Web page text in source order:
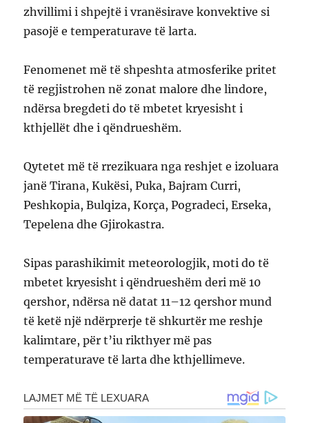
zhvillimi i shpejtë i vranësirave konvektive si
pasojë e temperaturave të larta.
Fenomenet më të shpeshta atmosferike pritet
të regjistrohen në zonat malore dhe lindore,
ndërsa bregdeti do të mbetet kryesisht i
kthjellët dhe i qëndrueshëm.
Qytetet më të rrezikuara nga reshjet e izoluara
janë Tirana, Kukësi, Puka, Bajram Curri,
Peshkopia, Bulqiza, Korça, Pogradeci, Erseka,
Tepelena dhe Gjirokastra.
Sipas parashikimit meteorologjik, moti do të
mbetet kryesisht i qëndrueshëm deri më 10
qershor, ndërsa në datat 11–12 qershor mund
të ketë një ndërprerje të shkurtër me reshje
kalimtare, për t’iu rikthyer më pas
temperaturave të larta dhe kthjellimeve.